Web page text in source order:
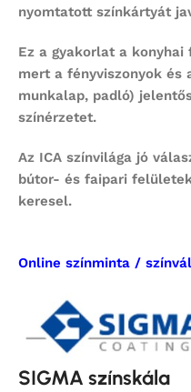
nyomtatott színkártyát
Ez a gyakorlat a
mert a fényviszonyok és
munkalap, padló)
színérzetet.
Az ICA színvilága jó
bútor- és faipari
keresel.
Online színminta /
SIGMA színskála